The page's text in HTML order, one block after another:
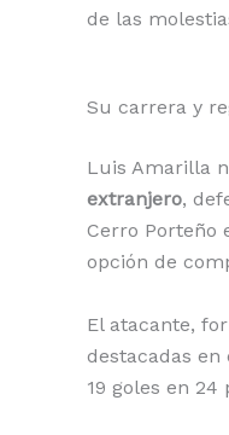
de las
Su carrera y
Luis Amarilla
extranjero,
Cerro Porteño
opción de
El atacante,
destacadas
19 goles en